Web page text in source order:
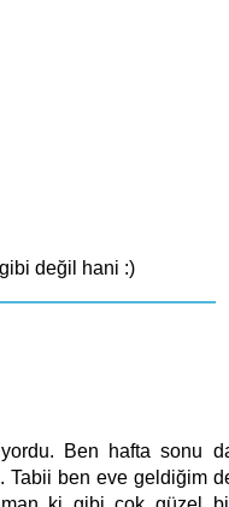
değil hani :)
Ben hafta sonu
Tabii ben eve geldiğim